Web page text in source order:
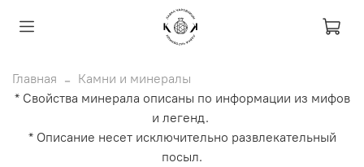
Главная
Камни и минералы
* Свойства минерала описаны по информации из мифов
и легенд.
* Описание несет исключительно развлекательный
посыл.